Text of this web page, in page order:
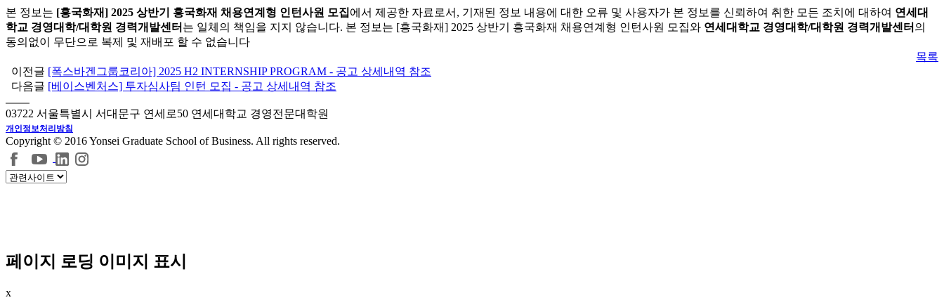
본 정보는 [흥국화재] 2025 상반기 흥국화재 채용연계형 인턴사원 모집에서 제공한 자료로서, 기재된 정보 내용에 대한 오류 및 사용자가 본 정보를 신뢰하여 취한 모든 조치에 대하여 연세대
학교 경영대학/대학원 경력개발센터 는 일체의 책임을 지지 않습니다. 본 정보는 [흥국화재] 2025 상반기 흥국화재 채용연계형 인턴사원 모집와 연세대학교 경영대학/대학원 경력개발센터 의
동의없이 무단으로 복제 및 재배포 할 수 없습니다
목록
이전글 [폭스바겐그룹코리아] 2025 H2 INTERNSHIP PROGRAM - 공고 상세내역 참조
다음글 [베이스벤처스] 투자심사팀 인턴 모집 - 공고 상세내역 참조
03722 서울특별시 서대문구 연세로50 연세대학교 경영전문대학원
개인정보처리방침
Copyright © 2016 Yonsei Graduate School of Business. All rights reserved.
페이지 로딩 이미지 표시
x